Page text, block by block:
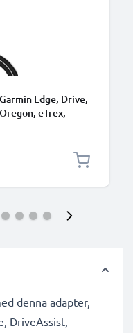
Edge, Drive,
eTrex,
denna adapter,
DriveAssist,